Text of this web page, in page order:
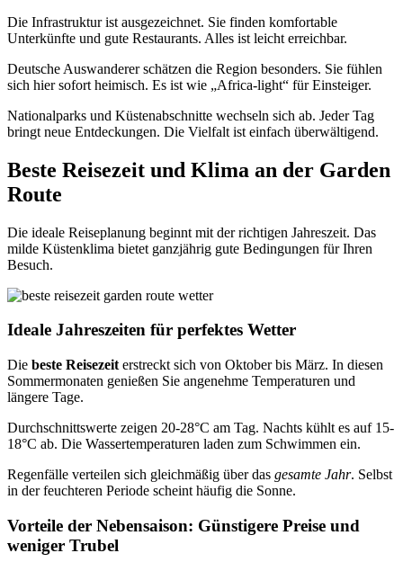
Die Infrastruktur ist ausgezeichnet. Sie finden komfortable
Unterkünfte und gute Restaurants. Alles ist leicht erreichbar.
Deutsche Auswanderer schätzen die Region besonders. Sie fühlen
sich hier sofort heimisch. Es ist wie „Africa-light“ für Einsteiger.
Nationalparks und Küstenabschnitte wechseln sich ab. Jeder Tag
bringt neue Entdeckungen. Die Vielfalt ist einfach überwältigend.
Beste Reisezeit und Klima an der Garden
Route
Die ideale Reiseplanung beginnt mit der richtigen Jahreszeit. Das
milde Küstenklima bietet ganzjährig gute Bedingungen für Ihren
Besuch.
Ideale Jahreszeiten für perfektes Wetter
Die beste Reisezeit erstreckt sich von Oktober bis März. In diesen
Sommermonaten genießen Sie angenehme Temperaturen und
längere Tage.
Durchschnittswerte zeigen 20-28°C am Tag. Nachts kühlt es auf 15-
18°C ab. Die Wassertemperaturen laden zum Schwimmen ein.
Regenfälle verteilen sich gleichmäßig über das gesamte Jahr. Selbst
in der feuchteren Periode scheint häufig die Sonne.
Vorteile der Nebensaison: Günstigere Preise und
weniger Trubel